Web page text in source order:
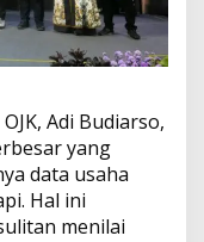
Adi Budiarso,
yang
data usaha
Hal ini
menilai